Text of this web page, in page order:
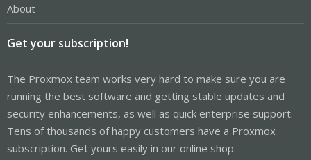
About
Get your subscription!
The Proxmox team works very hard to make sure you are
running the best software and getting stable updates and
security enhancements, as well as quick enterprise support.
Tens of thousands of happy customers have a Proxmox
subscription. Get yours easily in our online shop.